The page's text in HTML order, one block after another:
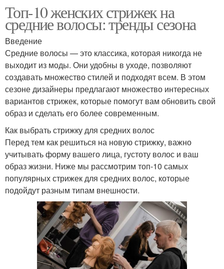
Топ-10 женских стрижек на
средние волосы: тренды сезона
Введение
Средние волосы — это классика, которая никогда не
выходит из моды. Они удобны в уходе, позволяют
создавать множество стилей и подходят всем. В этом
сезоне дизайнеры предлагают множество интересных
вариантов стрижек, которые помогут вам обновить свой
образ и сделать его более современным.
Как выбрать стрижку для средних волос
Перед тем как решиться на новую стрижку, важно
учитывать форму вашего лица, густоту волос и ваш
образ жизни. Ниже мы рассмотрим топ-10 самых
популярных стрижек для средних волос, которые
подойдут разным типам внешности.